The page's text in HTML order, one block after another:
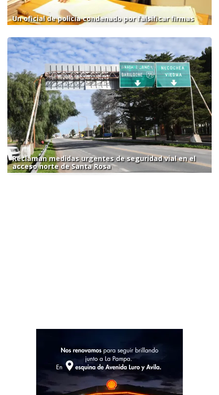
Un oficial de policía condenado por falsificar firmas
Reclaman medidas urgentes de seguridad vial en el
acceso norte de Santa Rosa